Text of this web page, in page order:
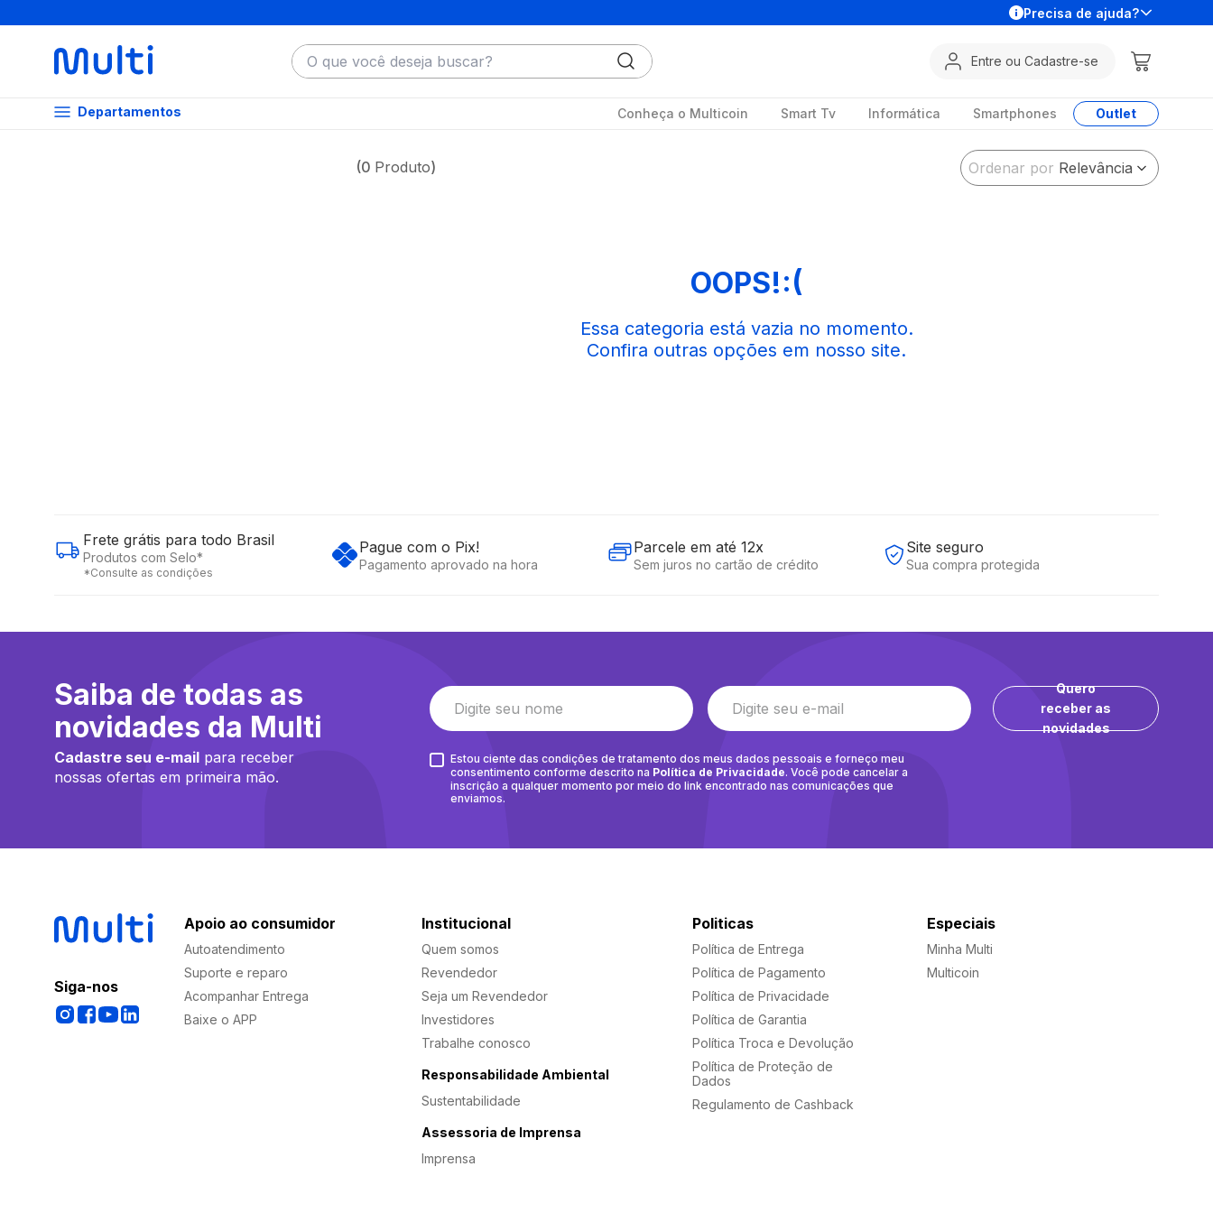
Precisa de ajuda?
O que você deseja buscar?
Entre ou Cadastre-se
Departamentos Conheça o Multicoin Smart Tv Informática Smartphones Outlet
0 Produto Ordenar por Relevância
OOPS!
Frete grátis para todo Brasil
Produtos com Selo*
*Consulte as condições
Pague com o Pix!
Pagamento aprovado na hora
Parcele em até 12x
Sem juros no cartão de crédito
Site seguro
Sua compra protegida
Saiba de todas as
novidades da Multi
Cadastre seu e-mail para receber
nossas ofertas em primeira mão.
Quero
receber as
novidades
Estou ciente das condições de tratamento dos meus dados pessoais e forneço meu
consentimento conforme descrito na Política de Privacidade. Você pode cancelar a
inscrição a qualquer momento por meio do link encontrado nas comunicações que
enviamos.
Siga-nos
Apoio ao consumidor
Autoatendimento
Suporte e reparo
Acompanhar Entrega
Baixe o APP
Institucional
Quem somos
Revendedor
Seja um Revendedor
Investidores
Trabalhe conosco
Responsabilidade Ambiental
Sustentabilidade
Assessoria de Imprensa
Imprensa
Politicas
Política de Entrega
Política de Pagamento
Política de Privacidade
Política de Garantia
Política Troca e Devolução
Política de Proteção de
Dados
Regulamento de Cashback
Especiais
Minha Multi
Multicoin